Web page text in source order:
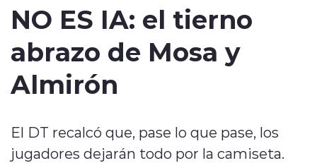
Regionales
Internacional
NO ES IA: el tierno
abrazo de Mosa y
Almirón
El DT recalcó que, pase lo que pase, los
jugadores dejarán todo por la camiseta.